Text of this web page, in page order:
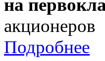
на
акционеров
Подробнее